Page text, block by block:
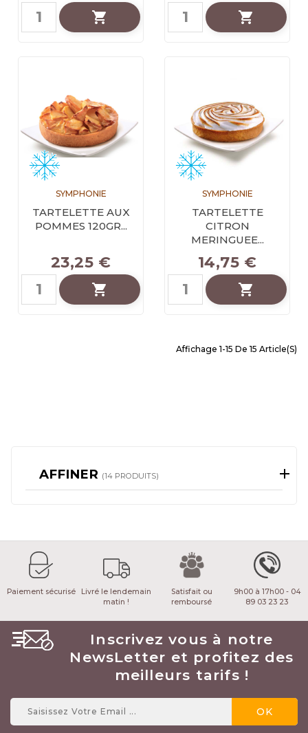
 
SYMPHONIE
TARTELETTE AUX
POMMES 120GR...
23,25 €

SYMPHONIE
TARTELETTE
CITRON
MERINGUEE...
14,75 €

Affichage 1-15 De 15 Article(s)
AFFINER (14 PRODUITS)
Paiement sécurisé
Livré le lendemain
matin !
Satisfait ou
remboursé
9h00 à 17h00 - 04
89 03 23 23
Inscrivez vous à notre
NewsLetter et profitez des
meilleurs tarifs !